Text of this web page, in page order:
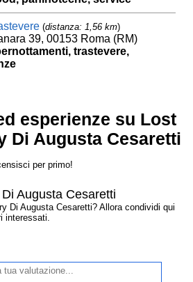
(distanza: 1,56 km)
39, 00153 Roma (RM)
trastevere,
esperienze su Lost
Di Augusta Cesaretti
per primo!
Augusta Cesaretti
Di Augusta Cesaretti? Allora condividi qui
interessati.